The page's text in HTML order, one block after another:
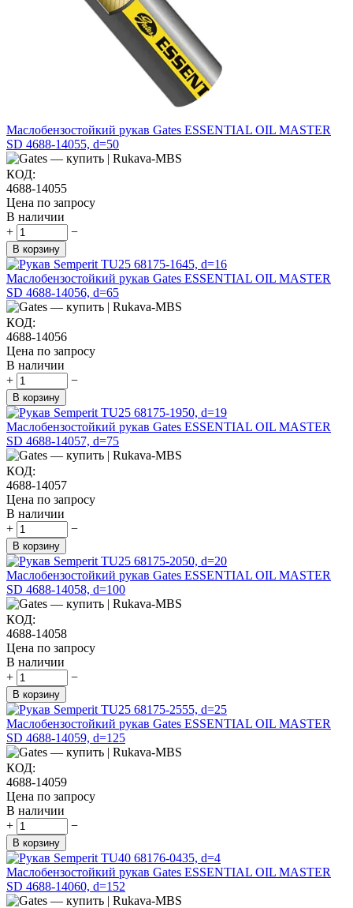
Маслобензостойкий рукав Gates ESSENTIAL OIL MASTER
SD 4688-14055, d=50
КОД:
4688-14055
Цена по запросу
В наличии
+
−
В корзину
Маслобензостойкий рукав Gates ESSENTIAL OIL MASTER
SD 4688-14056, d=65
КОД:
4688-14056
Цена по запросу
В наличии
+
−
В корзину
Маслобензостойкий рукав Gates ESSENTIAL OIL MASTER
SD 4688-14057, d=75
КОД:
4688-14057
Цена по запросу
В наличии
+
−
В корзину
Маслобензостойкий рукав Gates ESSENTIAL OIL MASTER
SD 4688-14058, d=100
КОД:
4688-14058
Цена по запросу
В наличии
+
−
В корзину
Маслобензостойкий рукав Gates ESSENTIAL OIL MASTER
SD 4688-14059, d=125
КОД:
4688-14059
Цена по запросу
В наличии
+
−
В корзину
Маслобензостойкий рукав Gates ESSENTIAL OIL MASTER
SD 4688-14060, d=152